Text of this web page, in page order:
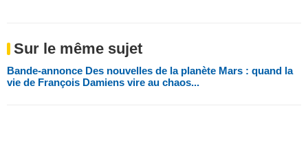
Sur le même sujet
Bande-annonce Des nouvelles de la planète Mars : quand la
vie de François Damiens vire au chaos...